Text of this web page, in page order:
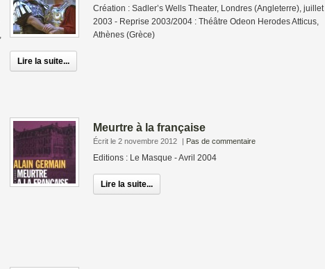
Création : Sadler’s Wells Theater, Londres (Angleterre), juillet
2003 - Reprise 2003/2004 : Théâtre Odeon Herodes Atticus,
Athènes (Grèce)
Lire la suite...
Meurtre à la française
Écrit le 2 novembre 2012 | Pas de commentaire
Editions : Le Masque - Avril 2004
Lire la suite...